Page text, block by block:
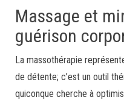
Massage et
guérison
La massothérapie
de détente; c’est un outil
quiconque cherche à